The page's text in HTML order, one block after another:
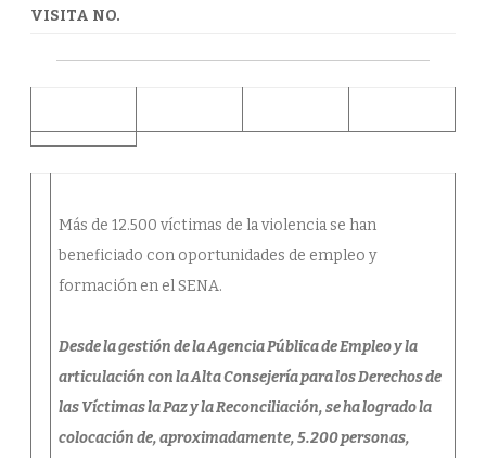
EN
SENA
VISITA NO.
Más de 12.500 víctimas de la violencia se han
beneficiado con oportunidades de empleo y
formación en el SENA.
Desde la gestión de la Agencia Pública de Empleo y la
articulación con la Alta Consejería para los Derechos de
las Víctimas la Paz y la Reconciliación, se ha logrado la
colocación de, aproximadamente, 5.200 personas,